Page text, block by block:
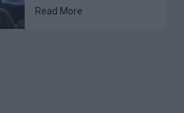
Read More